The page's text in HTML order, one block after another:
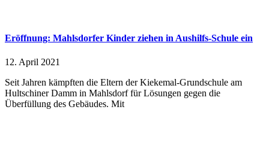
Eröffnung: Mahlsdorfer Kinder ziehen in Aushilfs-Schule ein
12. April 2021
Seit Jahren kämpften die Eltern der Kiekemal-Grundschule am
Hultschiner Damm in Mahlsdorf für Lösungen gegen die
Überfüllung des Gebäudes. Mit